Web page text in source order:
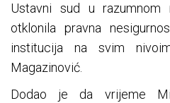
Ustavni sud u
otklonila pravna
institucija na svim
Magazinović.
Dodao je da vrijeme